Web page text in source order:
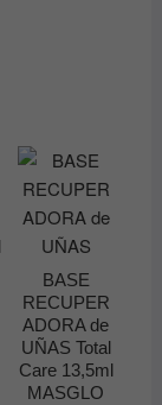
BASE
RECUPER
ADORA de
UÑAS Total
Care 13,5ml
MASGLO